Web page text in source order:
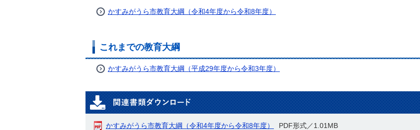
かすみがうら市教育大綱（令和4年度から令和8年度）
これまでの教育大綱
かすみがうら市教育大綱（平成29年度から令和3年度）
かすみがうら市教育大綱（令和4年度から令和8年度） PDF形式／1.01MB